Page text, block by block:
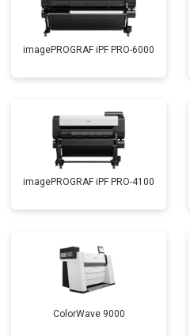
imagePROGRAF iPF PRO-6000
imagePROGRAF iPF PRO-4100
ColorWave 9000